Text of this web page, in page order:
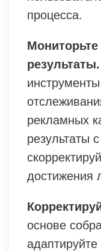
процесса.
результаты.
рекламных
результаты
достижения
основе